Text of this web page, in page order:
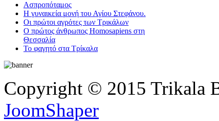
Ασπροπόταμος
Η γυναικεία μονή του Αγίου Στεφάνου.
Οι πρώτοι αγρότες των Τρικάλων
Ο πρώτος άνθρωπος Homosapiens στη
Θεσσαλία
Το φαγητό στα Τρίκαλα
Copyright © 2015 Trikala
JoomShaper